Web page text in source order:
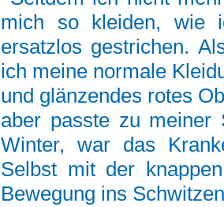
mich so kleiden, wie
ersatzlos gestrichen.
ich meine normale
und glänzendes rotes
aber passte zu meiner
Winter, war das
Selbst mit der
Bewegung ins